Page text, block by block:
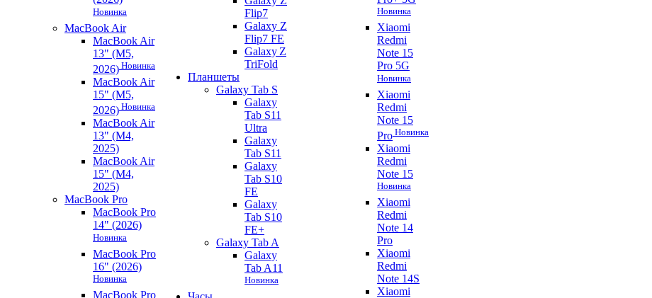
Новинка
MacBook Air
MacBook Air
13" (M5,
2026) Новинка
MacBook Air
15" (M5,
2026) Новинка
MacBook Air
13" (M4,
2025)
MacBook Air
15" (M4,
2025)
MacBook Pro
MacBook Pro
14" (2026)
Новинка
MacBook Pro
16" (2026)
Новинка
MacBook Pro
Flip7
Galaxy Z
Flip7 FE
Galaxy Z
TriFold
Планшеты
Galaxy Tab S
Galaxy
Tab S11
Ultra
Galaxy
Tab S11
Galaxy
Tab S10
FE
Galaxy
Tab S10
FE+
Galaxy Tab A
Galaxy
Tab A11
Новинка
Новинка
Xiaomi
Redmi
Note 15
Pro 5G
Новинка
Xiaomi
Redmi
Note 15
Pro Новинка
Xiaomi
Redmi
Note 15
Новинка
Xiaomi
Redmi
Note 14
Pro
Xiaomi
Redmi
Note 14S
Xiaomi